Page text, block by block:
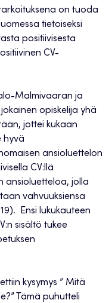
on tuoda
tietoiseksi
positiivisesta
CV-
Malmivaaran ja
opiskelija yhä
jottei kukaan
hyvä
ansioluettelon
CV:llä
ansioluetteloa, jolla
vahvuuksiensa
).
Ensi lukukauteen
sisältö tukee
kysymys ” Mitä
Tämä puhutteli